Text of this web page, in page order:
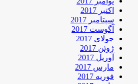
اکتبر 2017
سپتامبر 2017
آگوست 2017
جولای 2017
ژوئن 2017
آوریل 2017
مارس 2017
فوریه 2017